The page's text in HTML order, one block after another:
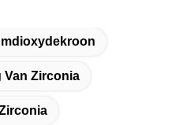
Van Zirconia